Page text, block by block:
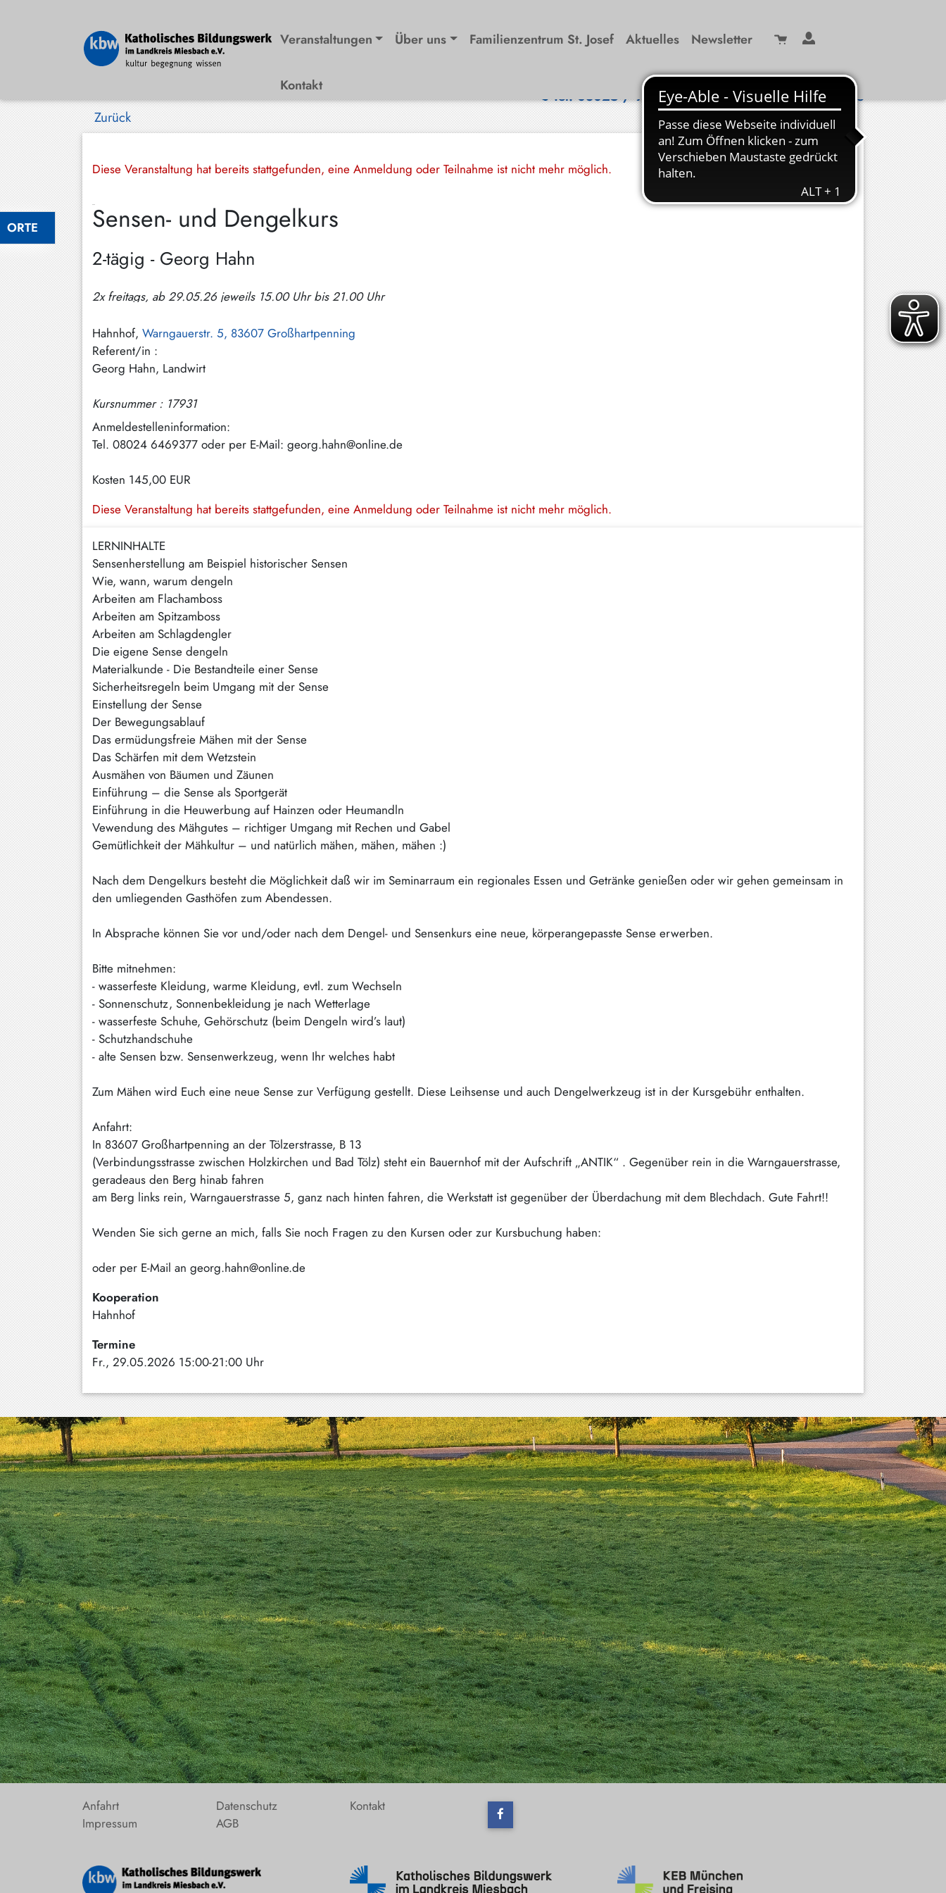
ORTE
Veranstaltungen Über uns Familienzentrum St. Josef Aktuelles Newsletter
Kontakt
Tel. 08025 / 99 29-0
info(at)kbw-miesbach.de
Zurück
Diese Veranstaltung hat bereits stattgefunden, eine Anmeldung oder Teilnahme ist nicht mehr möglich.
Sensen- und Dengelkurs
2-tägig - Georg Hahn
2x freitags, ab 29.05.26 jeweils 15.00 Uhr bis 21.00 Uhr
Hahnhof, Warngauerstr. 5, 83607 Großhartpenning
Referent/in :
Georg Hahn, Landwirt
Kursnummer : 17931
Anmeldestelleninformation:
Tel. 08024 6469377 oder per E-Mail: georg.hahn@online.de
Kosten 145,00 EUR
Diese Veranstaltung hat bereits stattgefunden, eine Anmeldung oder Teilnahme ist nicht mehr möglich.
LERNINHALTE
Sensenherstellung am Beispiel historischer Sensen
Wie, wann, warum dengeln
Arbeiten am Flachamboss
Arbeiten am Spitzamboss
Arbeiten am Schlagdengler
Die eigene Sense dengeln
Materialkunde - Die Bestandteile einer Sense
Sicherheitsregeln beim Umgang mit der Sense
Einstellung der Sense
Der Bewegungsablauf
Das ermüdungsfreie Mähen mit der Sense
Das Schärfen mit dem Wetzstein
Ausmähen von Bäumen und Zäunen
Einführung – die Sense als Sportgerät
Einführung in die Heuwerbung auf Hainzen oder Heumandln
Vewendung des Mähgutes – richtiger Umgang mit Rechen und Gabel
Gemütlichkeit der Mähkultur – und natürlich mähen, mähen, mähen :)
Nach dem Dengelkurs besteht die Möglichkeit daß wir im Seminarraum ein regionales Essen und Getränke genießen oder wir gehen gemeinsam in
den umliegenden Gasthöfen zum Abendessen.
In Absprache können Sie vor und/oder nach dem Dengel- und Sensenkurs eine neue, körperangepasste Sense erwerben.
Bitte mitnehmen:
- wasserfeste Kleidung, warme Kleidung, evtl. zum Wechseln
- Sonnenschutz, Sonnenbekleidung je nach Wetterlage
- wasserfeste Schuhe, Gehörschutz (beim Dengeln wird’s laut)
- Schutzhandschuhe
- alte Sensen bzw. Sensenwerkzeug, wenn Ihr welches habt
Zum Mähen wird Euch eine neue Sense zur Verfügung gestellt. Diese Leihsense und auch Dengelwerkzeug ist in der Kursgebühr enthalten.
Anfahrt:
In 83607 Großhartpenning an der Tölzerstrasse, B 13
(Verbindungsstrasse zwischen Holzkirchen und Bad Tölz) steht ein Bauernhof mit der Aufschrift „ANTIK“ . Gegenüber rein in die Warngauerstrasse,
geradeaus den Berg hinab fahren
am Berg links rein, Warngauerstrasse 5, ganz nach hinten fahren, die Werkstatt ist gegenüber der Überdachung mit dem Blechdach. Gute Fahrt!!
Wenden Sie sich gerne an mich, falls Sie noch Fragen zu den Kursen oder zur Kursbuchung haben:
oder per E-Mail an georg.hahn@online.de
Kooperation
Hahnhof
Termine
Fr., 29.05.2026 15:00-21:00 Uhr
Anfahrt
Impressum
Datenschutz
AGB
Kontakt
Wiessee
Bayrischzell
Darching
Elbach
Gmund
Großhartpenning
Hausham
Holzkirchen
Hundham
Irschenberg
Kreuth
Leitzachtal
Miesbach
Neuhaus
Niklasreuth
Otterfing
Rottach-
Egern
Schaftlach
/
Waakirchen
Schliersee
Tegernsee
Warngau
/
Wall
Weyarn